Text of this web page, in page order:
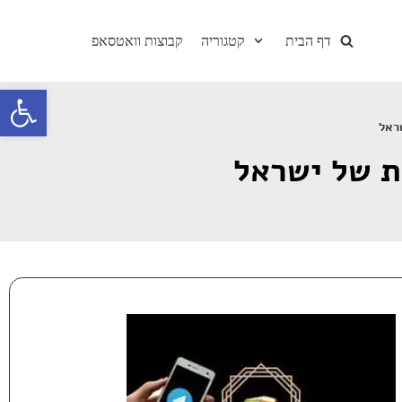
Open toolbar
content
קבוצות וואטסאפ קטגוריה דף הבית
של ישראל